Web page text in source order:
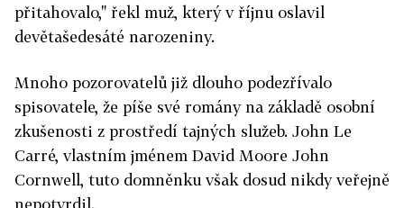
přitahovalo," řekl muž, který v říjnu oslavil
devětašedesáté narozeniny.
Mnoho pozorovatelů již dlouho podezřívalo
spisovatele, že píše své romány na základě osobní
zkušenosti z prostředí tajných služeb. John Le
Carré, vlastním jménem David Moore John
Cornwell, tuto domněnku však dosud nikdy veřejně
nepotvrdil.